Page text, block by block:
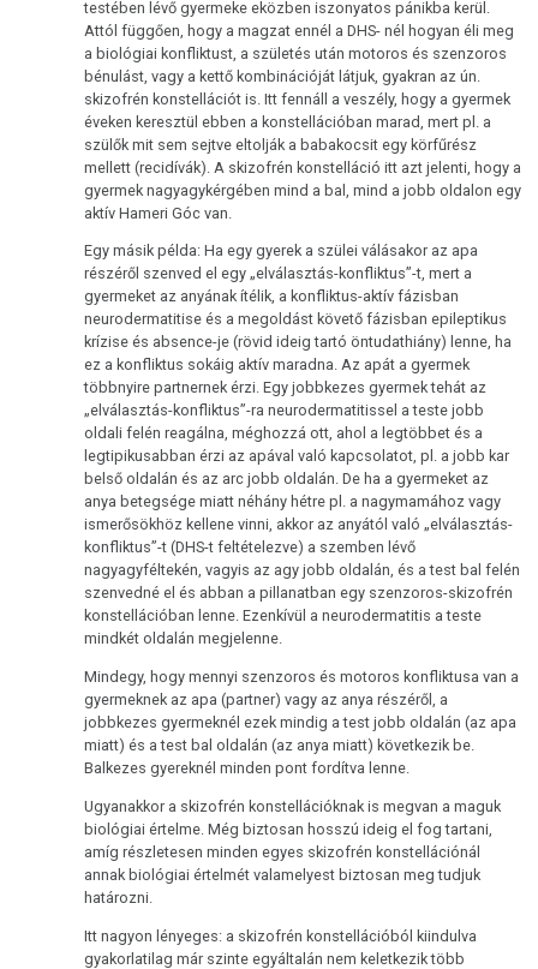
testében lévő gyermeke eközben iszonyatos pánikba kerül.
Attól függően, hogy a magzat ennél a DHS- nél hogyan éli meg
a biológiai konfliktust, a születés után motoros és szenzoros
bénulást, vagy a kettő kombinációját látjuk, gyakran az ún.
skizofrén konstellációt is. Itt fennáll a veszély, hogy a gyermek
éveken keresztül ebben a konstellációban marad, mert pl. a
szülők mit sem sejtve eltolják a babakocsit egy körfűrész
mellett (recidívák). A skizofrén konstelláció itt azt jelenti, hogy a
gyermek nagyagykérgében mind a bal, mind a jobb oldalon egy
aktív Hameri Góc van.
Egy másik példa: Ha egy gyerek a szülei válásakor az apa
részéről szenved el egy „elválasztás-konfliktus”-t, mert a
gyermeket az anyának ítélik, a konfliktus-aktív fázisban
neurodermatitise és a megoldást követő fázisban epileptikus
krízise és absence-je (rövid ideig tartó öntudathiány) lenne, ha
ez a konfliktus sokáig aktív maradna. Az apát a gyermek
többnyire partnernek érzi. Egy jobbkezes gyermek tehát az
„elválasztás-konfliktus”-ra neurodermatitissel a teste jobb
oldali felén reagálna, méghozzá ott, ahol a legtöbbet és a
legtipikusabban érzi az apával való kapcsolatot, pl. a jobb kar
belső oldalán és az arc jobb oldalán. De ha a gyermeket az
anya betegsége miatt néhány hétre pl. a nagymamához vagy
ismerősökhöz kellene vinni, akkor az anyától való „elválasztás-
konfliktus”-t (DHS-t feltételezve) a szemben lévő
nagyagyféltekén, vagyis az agy jobb oldalán, és a test bal felén
szenvedné el és abban a pillanatban egy szenzoros-skizofrén
konstellációban lenne. Ezenkívül a neurodermatitis a teste
mindkét oldalán megjelenne.
Mindegy, hogy mennyi szenzoros és motoros konfliktusa van a
gyermeknek az apa (partner) vagy az anya részéről, a
jobbkezes gyermeknél ezek mindig a test jobb oldalán (az apa
miatt) és a test bal oldalán (az anya miatt) következik be.
Balkezes gyereknél minden pont fordítva lenne.
Ugyanakkor a skizofrén konstellációknak is megvan a maguk
biológiai értelme. Még biztosan hosszú ideig el fog tartani,
amíg részletesen minden egyes skizofrén konstellációnál
annak biológiai értelmét valamelyest biztosan meg tudjuk
határozni.
Itt nagyon lényeges: a skizofrén konstellációból kiindulva
gyakorlatilag már szinte egyáltalán nem keletkezik több